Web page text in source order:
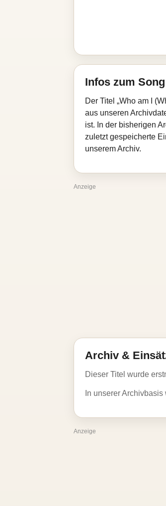
Infos zum Song
Der Titel „Who am I
aus unseren
ist. In der bisherigen
zuletzt gespeicherte
unserem Archiv.
Anzeige
Archiv &
Dieser Titel wurde
In unserer Archivbasis
Anzeige